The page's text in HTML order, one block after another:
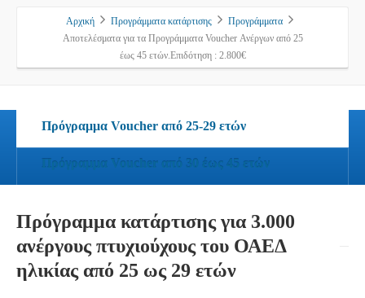
Αρχική Προγράμματα κατάρτισης
Προγράμματα
Αποτελέσματα για τα Προγράμματα Voucher Ανέργων από 25
έως 45 ετών.Επιδότηση : 2.800€
Πρόγραμμα Voucher από 25-29 ετών
Πρόγραμμα Voucher από 30 έως 45 ετών
Πρόγραμμα κατάρτισης για 3.000
ανέργους πτυχιούχους του ΟΑΕΔ
ηλικίας από 25 ως 29 ετών